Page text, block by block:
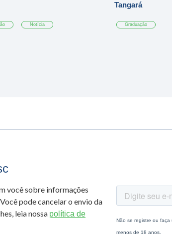
Notícia
Tangará
Graduação
você sobre informações
pode cancelar o envio da
leia nossa política de